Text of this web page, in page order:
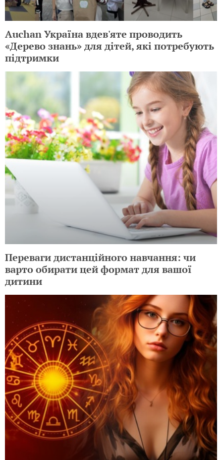
Auchan Україна вдев'яте проводить
«Дерево знань» для дітей, які потребують
підтримки
Переваги дистанційного навчання: чи
варто обирати цей формат для вашої
дитини